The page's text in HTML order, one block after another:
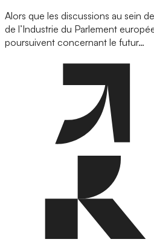
Alors que les discussions au sein
de l’Industrie du Parlement
poursuivent concernant le futur…